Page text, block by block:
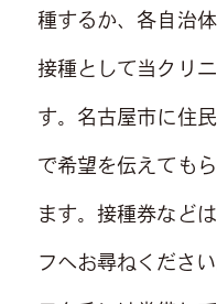
種するか、各自治
接種として当クリ
す。名古屋市に住
で希望を伝えても
ます。接種券など
フへお尋ねください